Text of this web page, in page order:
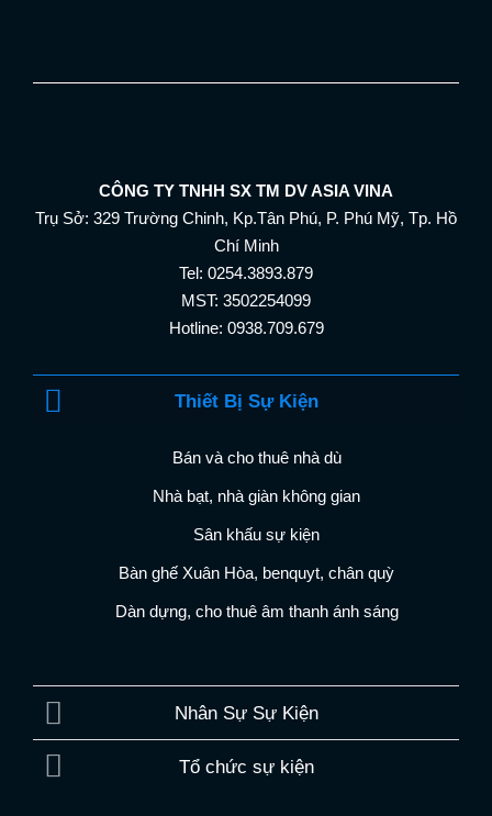
CÔNG TY TNHH SX TM DV ASIA VINA
Trụ Sở: 329 Trường Chinh, Kp.Tân Phú, P. Phú Mỹ, Tp. Hồ
Chí Minh
Tel: 0254.3893.879
MST: 3502254099
Hotline: 0938.709.679
Thiết Bị Sự Kiện
Bán và cho thuê nhà dù
Nhà bạt, nhà giàn không gian
Sân khấu sự kiện
Bàn ghế Xuân Hòa, benquyt, chân quỳ
Dàn dựng, cho thuê âm thanh ánh sáng
Nhân Sự Sự Kiện
Tổ chức sự kiện